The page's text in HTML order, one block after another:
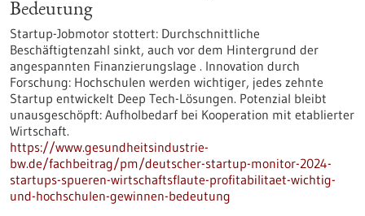
Bedeutung
Startup-Jobmotor stottert: Durchschnittliche
Beschäftigtenzahl sinkt, auch vor dem Hintergrund der
angespannten Finanzierungslage . Innovation durch
Forschung: Hochschulen werden wichtiger, jedes zehnte
Startup entwickelt Deep Tech-Lösungen. Potenzial bleibt
unausgeschöpft: Aufholbedarf bei Kooperation mit etablierter
Wirtschaft.
https://www.gesundheitsindustrie-
bw.de/fachbeitrag/pm/deutscher-startup-monitor-2024-
startups-spueren-wirtschaftsflaute-profitabilitaet-wichtig-
und-hochschulen-gewinnen-bedeutung